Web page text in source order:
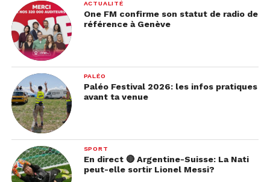
ACTUALITÉ
One FM confirme son statut de radio de
référence à Genève
PALÉO
Paléo Festival 2026: les infos pratiques
avant ta venue
SPORT
En direct 🔴 Argentine-Suisse: La Nati
peut-elle sortir Lionel Messi?